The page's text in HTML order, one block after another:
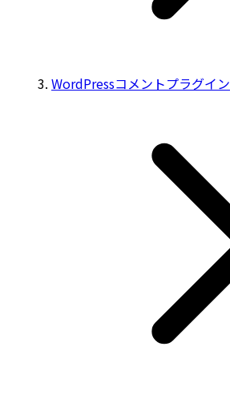
WordPressコメントプラグイン